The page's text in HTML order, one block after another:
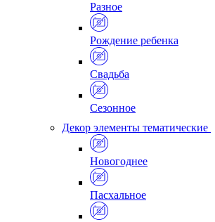
Разное
Рождение ребенка
Свадьба
Сезонное
Декор элементы тематические
Новогоднее
Пасхальное